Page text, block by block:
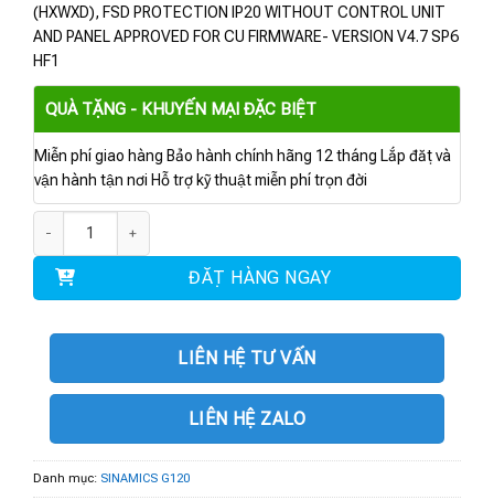
(HXWXD), FSD PROTECTION IP20 WITHOUT CONTROL UNIT
AND PANEL APPROVED FOR CU FIRMWARE- VERSION V4.7 SP6
HF1
QUÀ TẶNG - KHUYẾN MẠI ĐẶC BIỆT
Miễn phí giao hàng Bảo hành chính hãng 12 tháng Lắp đặt và
vận hành tận nơi Hỗ trợ kỹ thuật miễn phí trọn đời
ĐẶT HÀNG NGAY
LIÊN HỆ TƯ VẤN
LIÊN HỆ ZALO
Danh mục: SINAMICS G120